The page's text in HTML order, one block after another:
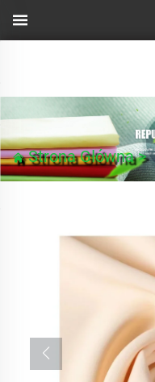
Strona Główna>